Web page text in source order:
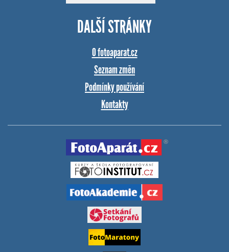
DALŠÍ STRÁNKY
O fotoaparat.cz
Seznam změn
Podmínky používání
Kontakty